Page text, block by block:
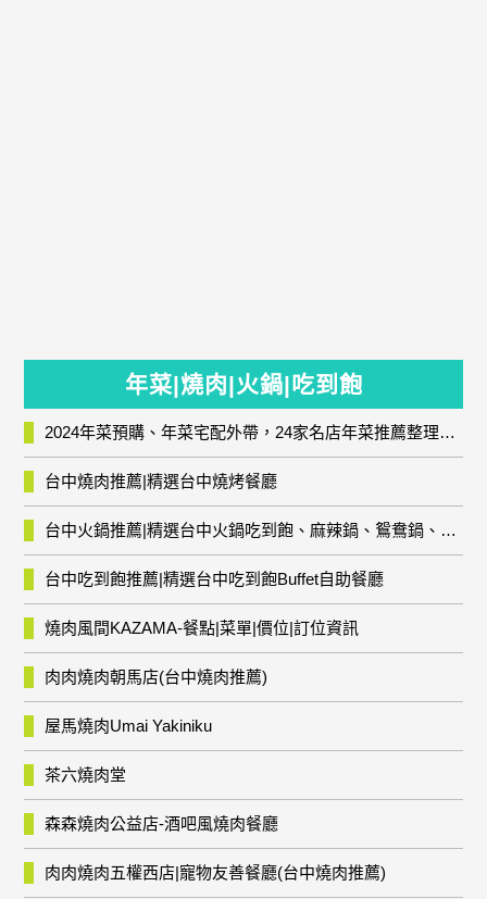
年菜|燒肉|火鍋|吃到飽
2024年菜預購、年菜宅配外帶，24家名店年菜推薦整理，圍爐輕鬆上菜團圓趣
台中燒肉推薦|精選台中燒烤餐廳
台中火鍋推薦|精選台中火鍋吃到飽、麻辣鍋、鴛鴦鍋、石頭火鍋、酸菜白肉鍋、海鮮鍋、燒酒雞、麻油雞、壽喜燒等熱門人氣火鍋店!
台中吃到飽推薦|精選台中吃到飽Buffet自助餐廳
燒肉風間KAZAMA-餐點|菜單|價位|訂位資訊
肉肉燒肉朝馬店(台中燒肉推薦)
屋馬燒肉Umai Yakiniku
茶六燒肉堂
森森燒肉公益店-酒吧風燒肉餐廳
肉肉燒肉五權西店|寵物友善餐廳(台中燒肉推薦)